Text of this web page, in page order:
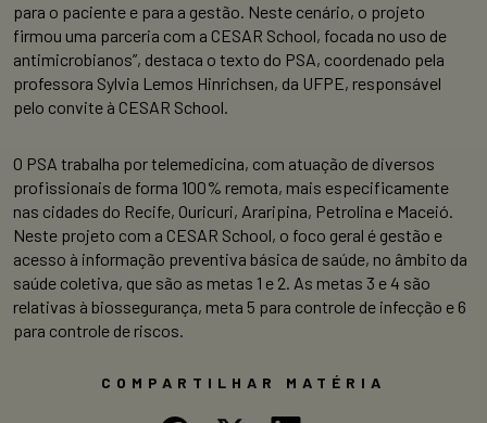
para o paciente e para a gestão. Neste cenário, o projeto
firmou uma parceria com a CESAR School, focada no uso de
antimicrobianos”, destaca o texto do PSA, coordenado pela
professora Sylvia Lemos Hinrichsen, da UFPE, responsável
pelo convite à CESAR School.
O PSA trabalha por telemedicina, com atuação de diversos
profissionais de forma 100% remota, mais especificamente
nas cidades do Recife, Ouricuri, Araripina, Petrolina e Maceió.
Neste projeto com a CESAR School, o foco geral é gestão e
acesso à informação preventiva básica de saúde, no âmbito da
saúde coletiva, que são as metas 1 e 2. As metas 3 e 4 são
relativas à biossegurança, meta 5 para controle de infecção e 6
para controle de riscos.
COMPARTILHAR MATÉRIA